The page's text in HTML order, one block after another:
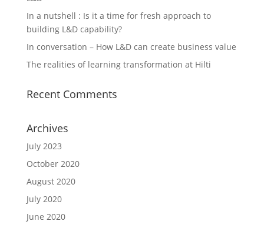
In a nutshell : Is it a time for fresh approach to
building L&D capability?
In conversation – How L&D can create business value
The realities of learning transformation at Hilti
Recent Comments
Archives
July 2023
October 2020
August 2020
July 2020
June 2020